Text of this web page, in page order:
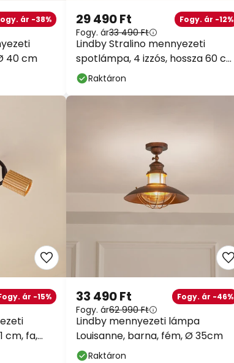
40 cm
ár -38%
Lindby Stralino mennyezeti
spotlámpa, 4 izzós, hossza 60 cm,
fa
29 490 Ft Fogy. ár -12%
Fogy. ár33 490 Ft
Raktáron
cm, fa,
ár -15%
Lindby mennyezeti lámpa
Louisanne, barna, fém, Ø 35cm
33 490 Ft Fogy. ár -46%
Fogy. ár62 990 Ft
Raktáron